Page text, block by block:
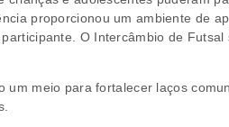
proporcionou um ambiente de
O Intercâmbio de
um meio para fortalecer laços